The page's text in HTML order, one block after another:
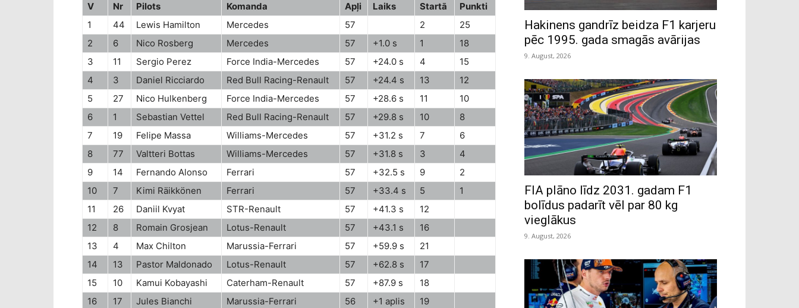
V Nr Pilots Komanda Apļi Laiks Startā
Punkti
1
44 Lewis Hamilton Mercedes 57 2
25
2
6 Nico Rosberg Mercedes 57 +1.0 s 1
18
3
11 Sergio Perez Force India-Mercedes 57 +24.0 s 4
15
4
3 Daniel Ricciardo Red Bull Racing-Renault 57 +24.4 s 13
12
5
27 Nico Hulkenberg Force India-Mercedes 57 +28.6 s 11
10
6
1 Sebastian Vettel Red Bull Racing-Renault 57 +29.8 s 10
8
7
19 Felipe Massa Williams-Mercedes 57 +31.2 s 7
6
8
77 Valtteri Bottas Williams-Mercedes 57 +31.8 s 3
4
9
14 Fernando Alonso Ferrari 57 +32.5 s 9
2
10
7 Kimi Räikkönen Ferrari 57 +33.4 s 5
1
11
26 Daniil Kvyat STR-Renault 57 +41.3 s
12
12
8 Romain Grosjean Lotus-Renault 57 +43.1 s
16
13
4 Max Chilton Marussia-Ferrari 57 +59.9 s
21
14
13 Pastor Maldonado Lotus-Renault 57 +62.8 s
17
15
10 Kamui Kobayashi Caterham-Renault 57 +87.9 s
18
16
17 Jules Bianchi Marussia-Ferrari 56 +1 aplis
19
Hakinens gandrīz beidza F1 karjeru
pēc 1995. gada smagās avārijas
9. August, 2026
FIA plāno līdz 2031. gadam F1
bolīdus padarīt vēl par 80 kg
vieglākus
9. August, 2026